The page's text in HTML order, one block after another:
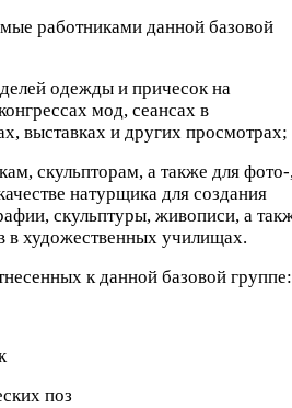
работниками данной базовой
одежды и причесок на
мод, сеансах в
выставках и других просмотрах;
скульпторам, а также для
натурщика для создания
скульптуры, живописи, а
в художественных училищах.
к данной базовой группе:
поз